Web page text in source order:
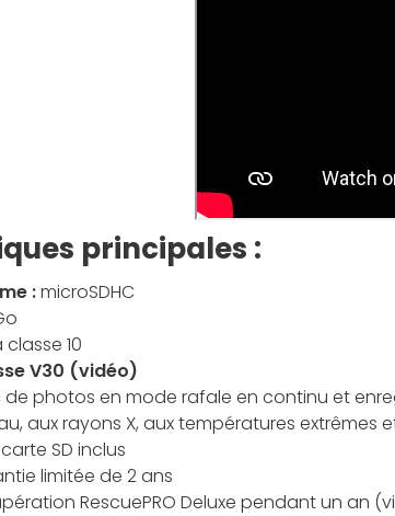
principales :
:microSDHC
10
V30 (vidéo)
de photos en mode rafale en continu et
aux rayons X, aux températures extrêmes
SD inclus
limitée de 2 ans
RescuePRO Deluxe pendant un an